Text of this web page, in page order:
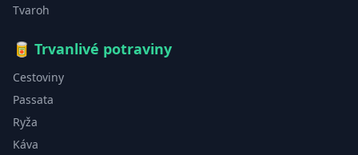
Tvaroh
🥫 Trvanlivé potraviny
Cestoviny
Passata
Ryža
Káva